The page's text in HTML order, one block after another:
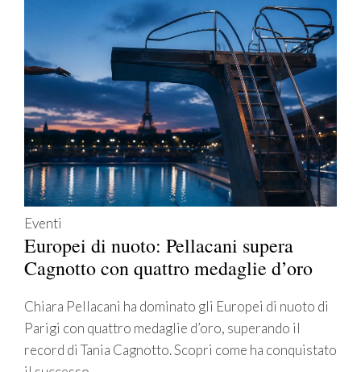
Eventi
Europei di nuoto: Pellacani supera
Cagnotto con quattro medaglie d’oro
Chiara Pellacani ha dominato gli Europei di nuoto di
Parigi con quattro medaglie d’oro, superando il
record di Tania Cagnotto. Scopri come ha conquistato